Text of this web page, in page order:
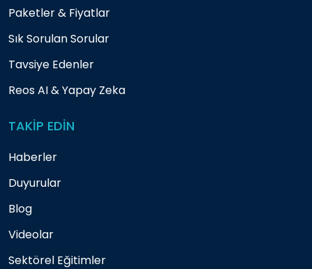
Paketler & Fiyatlar
Sık Sorulan Sorular
Tavsiye Edenler
Reos AI & Yapay Zeka
TAKİP EDİN
Haberler
Duyurular
Blog
Videolar
Sektörel Eğitimler